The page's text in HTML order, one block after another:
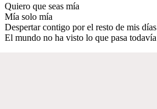
Quiero que seas mía
Mía solo mía
Despertar contigo por el resto de mis días
El mundo no ha visto lo que pasa todavía